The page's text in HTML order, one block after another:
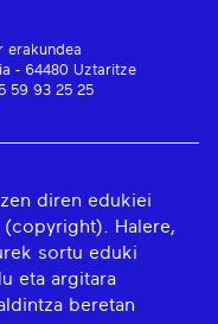
erakundea
- 64480 Uztaritze
59 93 25 25
diren edukiei
Halere,
sortu eduki
eta argitara
beretan